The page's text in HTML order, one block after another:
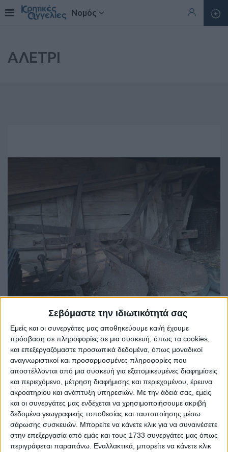
Σεβόμαστε την ιδιωτικότητά σας
Εμείς και οι συνεργάτες μας αποθηκεύουμε και/ή έχουμε
πρόσβαση σε πληροφορίες σε μια συσκευή, όπως τα cookies,
και επεξεργαζόμαστε προσωπικά δεδομένα, όπως μοναδικοί
αναγνωριστικοί και προσαρμοσμένες πληροφορίες που
αποστέλλονται από μια συσκευή για εξατομικευμένες διαφημίσεις
και περιεχόμενο, μέτρηση διαφήμισης και περιεχομένου, έρευνα
ακροατηρίου και ανάπτυξη υπηρεσιών. Με την άδειά σας, εμείς
και οι συνεργάτες μας ενδέχεται να χρησιμοποιήσουμε ακριβή
δεδομένα γεωγραφικής τοποθεσίας και ταυτοποίησης μέσω
σάρωσης συσκευών. Μπορείτε να κάνετε κλικ για να συναινέσετε
στην επεξεργασία από εμάς και τους 1733 συνεργάτες μας όπως
περιγράφεται παραπάνω. Εναλλακτικά, μπορείτε να κάνετε κλικ
Νομός
ΑΛΕΤΡΙ
ΑΛΕΤΡΙ
πωλείται